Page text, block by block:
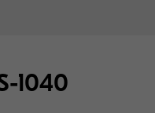
1040